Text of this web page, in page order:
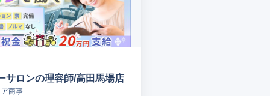
サロンの理容師/高田馬場店
商事